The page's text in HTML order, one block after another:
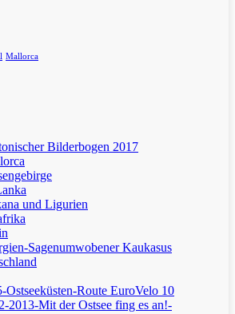
Mallorca
Bilderbogen 2017
und Ligurien
Sagenumwobener Kaukasus
Ostseeküsten-Route EuroVelo 10
2013-Mit der Ostsee fing es an!-